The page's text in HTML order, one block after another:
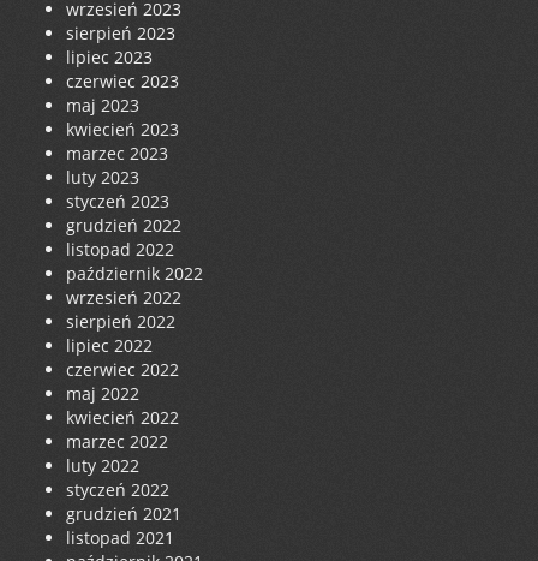
wrzesień 2023
sierpień 2023
lipiec 2023
czerwiec 2023
maj 2023
kwiecień 2023
marzec 2023
luty 2023
styczeń 2023
grudzień 2022
listopad 2022
październik 2022
wrzesień 2022
sierpień 2022
lipiec 2022
czerwiec 2022
maj 2022
kwiecień 2022
marzec 2022
luty 2022
styczeń 2022
grudzień 2021
listopad 2021